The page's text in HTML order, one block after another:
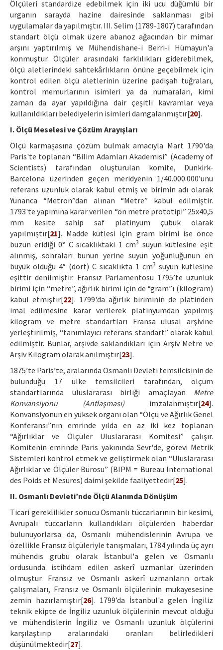
Ölçüleri standardize edebilmek için iki ucu düğümlü bir
urganın sarayda hazine dairesinde saklanması gibi
uygulamalar da yapılmıştır. III. Selim (1789-1807) tarafından
standart ölçü olmak üzere abanoz ağacından bir mimar
arşını yaptırılmış ve Mühendishane-i Berri-i Hümayun'a
konmuştur. Ölçüler arasındaki farklılıkları giderebilmek,
ölçü aletlerindeki sahtekârlıkların önüne geçebilmek için
kontrol edilen ölçü aletlerinin üzerine padişah tuğraları,
kontrol memurlarının isimleri ya da numaraları, kimi
zaman da ayar yapıldığına dair çeşitli kavramlar veya
kullanıldıkları belediyelerin isimleri damgalanmıştır[20].
I. Ölçü Meselesi ve Çözüm Arayışları
Ölçü karmaşasına çözüm bulmak amacıyla Mart 1790'da
Paris'te toplanan “Bilim Adamları Akademisi” (Academy of
Scientists) tarafından oluşturulan komite, Dunkirk-
Barcelona üzerinden geçen meridyenin 1/40.000.000’unu
referans uzunluk olarak kabul etmiş ve birimin adı olarak
Yunanca “Metron”dan alınan “Metre” kabul edilmiştir.
1793'te yapımına karar verilen “ön metre prototipi” 25x40,5
mm kesite sahip saf platinyum çubuk olarak
yapılmıştır[21]. Madde kütlesi için gram birimi ise önce
buzun eridiği 0° C sıcaklıktaki 1 cm3 suyun kütlesine eşit
alınmış, sonraları bunun yerine suyun yoğunluğunun en
büyük olduğu 4° (dört) C sıcaklıkta 1 cm3 suyun kütlesine
eşittir denilmiştir. Fransız Parlamentosu 1795’te uzunluk
birimi için “metre”, ağırlık birimi için de “gram”ı (kilogram)
kabul etmiştir[22]. 1799'da ağırlık biriminin de platinden
imal edilmesine karar verilerek platinyumdan yapılmış
kilogram ve metre standartları Fransa ulusal arşivine
yerleştirilmiş, “tanımlayıcı referans standart” olarak kabul
edilmiştir. Bunlar, arşivde saklandıkları için Arşiv Metre ve
Arşiv Kilogram olarak anılmıştır[23].
1875’te Paris’te, aralarında Osmanlı Devleti temsilcisinin de
bulunduğu 17 ülke temsilcileri tarafından, ölçüm
standartlarında uluslararası birliği amaçlayan Metre
Konvansiyonu (Antlaşması) imzalanmıştır[24].
Konvansiyonun en yüksek organı olan “Ölçü ve Ağırlık Genel
Konferansı”nın emrinde yılda en az iki kez toplanan
“Ağırlıklar ve Ölçüler Uluslararası Komitesi” çalışır.
Komitenin emrinde Paris yakınında Sevr'de, görevi Metrik
Sistemleri kontrol etmek ve geliştirmek olan “Uluslararası
Ağırlıklar ve Ölçüler Bürosu” (BIPM = Bureau International
des Poids et Mesures) daimi şekilde faaliyettedir[25].
II. Osmanlı Devleti’nde Ölçü Alanında Dönüşüm
Ticari gereklilikler sonucu Osmanlı tüccarlarının bir kesimi,
Avrupalı tüccarların kullandıkları ölçülerden haberdar
bulunuyorlarsa da, Osmanlı mühendislerinin Avrupa ve
özellikle Fransız ölçüleriyle tanışmaları, 1784 yılında üç ayrı
mühendis grubu olarak İstanbul'a gelen ve Osmanlı
ordusunda istihdam edilen askerî uzmanlar üzerinden
olmuştur. Fransız ve Osmanlı askerî uzmanların ortak
çalışmaları, Fransız ve Osmanlı ölçülerinin mukayesesine
zemin hazırlamıştır[26]. 1799’da İstanbul'a gelen İngiliz
teknik ekipte de İngiliz uzunluk ölçülerinin mevcut olduğu
ve mühendislerin İngiliz ve Osmanlı uzunluk ölçülerini
karşılaştırıp aralarındaki oranları belirledikleri
düşünülmektedir[27].